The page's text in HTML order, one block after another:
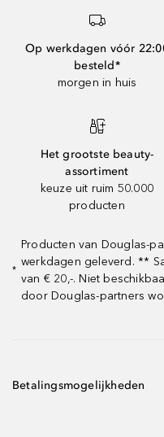
Op werkdagen vóór
besteld*
morgen in huis
Het grootste beauty-
assortiment
keuze uit ruim 50.000
producten
*
Producten van Douglas-
werkdagen geleverd. **
van € 20,-. Niet
door Douglas-partners
Betalingsmogelijkheden